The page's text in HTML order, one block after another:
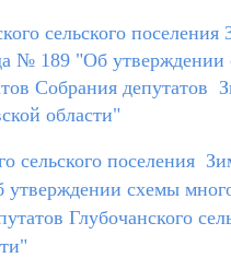
сельского поселения
№ 189 "Об утверждении
Собрания депутатов
области"
сельского поселения
схемы
Глубочанского